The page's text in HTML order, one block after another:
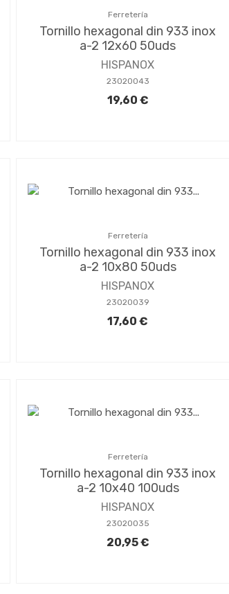
Ferretería
Tornillo hexagonal din 933 inox
a-2 12x60 50uds
HISPANOX
23020043
19,60 €
Ferretería
Tornillo hexagonal din 933 inox
a-2 10x80 50uds
HISPANOX
23020039
17,60 €
Ferretería
Tornillo hexagonal din 933 inox
a-2 10x40 100uds
HISPANOX
23020035
20,95 €